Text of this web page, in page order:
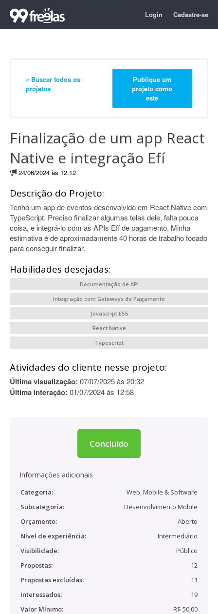
Login Cadastre-se
« Buscar todos os
projetos
Publique um
projeto como
este
Finalização de um app React
Native e integração Efí
24/06/2024 às 12:12
Descrição do Projeto:
Tenho um app de eventos desenvolvido em React Native com
TypeScript. Preciso finalizar algumas telas dele, falta pouca
coisa, e integrá-lo com as APIs Efí de pagamento. Minha
estimativa é de aproximadamente 40 horas de trabalho focado
para conseguir finalizar.
Habilidades desejadas:
Documentação de API
Integração com Gateways de Pagamento
Javascript ES6
React Native
Typescript
Atividades do cliente nesse projeto:
Última visualização: 07/07/2025 às 20:32
Última interação: 01/07/2024 às 12:58
Concluído
Informações adicionais
Categoria:
Web, Mobile & Software
Subcategoria:
Desenvolvimento Mobile
Orçamento:
Aberto
Nível de experiência:
Intermediário
Visibilidade:
Público
Propostas:
12
Propostas excluídas:
11
Interessados:
19
Valor Mínimo:
R$ 50,00